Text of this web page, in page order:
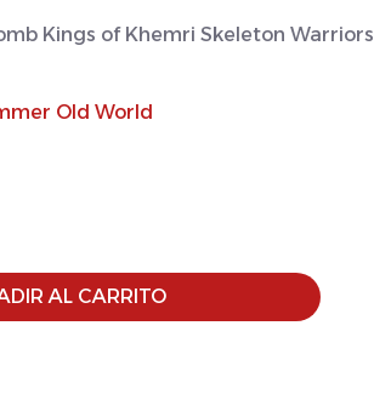
Kings of Khemri Skeleton Warriors
Old World
AL CARRITO